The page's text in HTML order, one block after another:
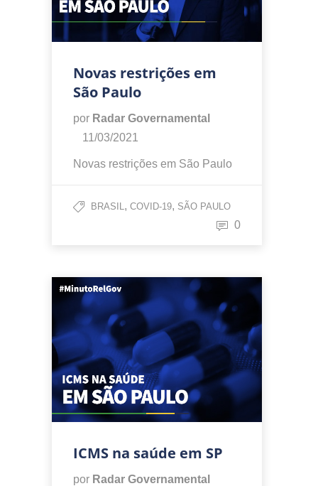
Novas restrições em
São Paulo
por Radar Governamental
11/03/2021
Novas restrições em São Paulo
BRASIL, COVID-19, SÃO PAULO
0
ICMS na saúde em SP
por Radar Governamental